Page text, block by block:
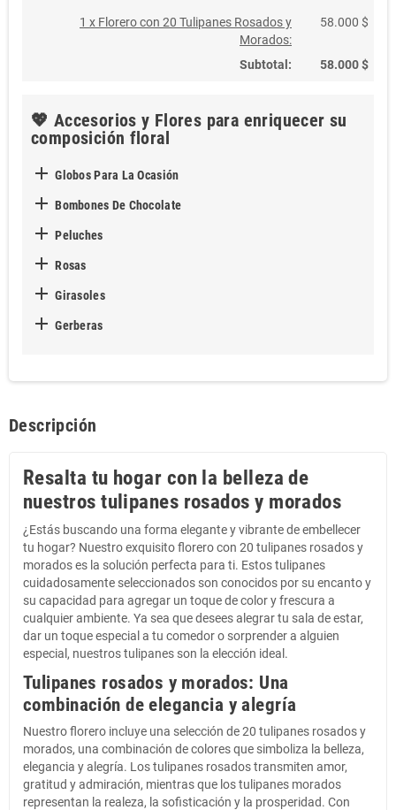
1 x Florero con 20 Tulipanes Rosados y
Morados:
58.000 $
Subtotal: 58.000 $
💖 Accesorios y Flores para enriquecer su
composición floral
 Globos Para La Ocasión
 Bombones De Chocolate
 Peluches
 Rosas
 Girasoles
 Gerberas
Descripción
Resalta tu hogar con la belleza de
nuestros tulipanes rosados y morados
¿Estás buscando una forma elegante y vibrante de embellecer
tu hogar? Nuestro exquisito florero con 20 tulipanes rosados y
morados es la solución perfecta para ti. Estos tulipanes
cuidadosamente seleccionados son conocidos por su encanto y
su capacidad para agregar un toque de color y frescura a
cualquier ambiente. Ya sea que desees alegrar tu sala de estar,
dar un toque especial a tu comedor o sorprender a alguien
especial, nuestros tulipanes son la elección ideal.
Tulipanes rosados y morados: Una
combinación de elegancia y alegría
Nuestro florero incluye una selección de 20 tulipanes rosados y
morados, una combinación de colores que simboliza la belleza,
elegancia y alegría. Los tulipanes rosados transmiten amor,
gratitud y admiración, mientras que los tulipanes morados
representan la realeza, la sofisticación y la prosperidad. Con